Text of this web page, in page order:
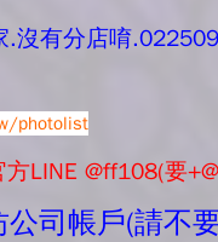
.沒有分店唷
photolist
方LINE @ff108(要
司帳戶(請不